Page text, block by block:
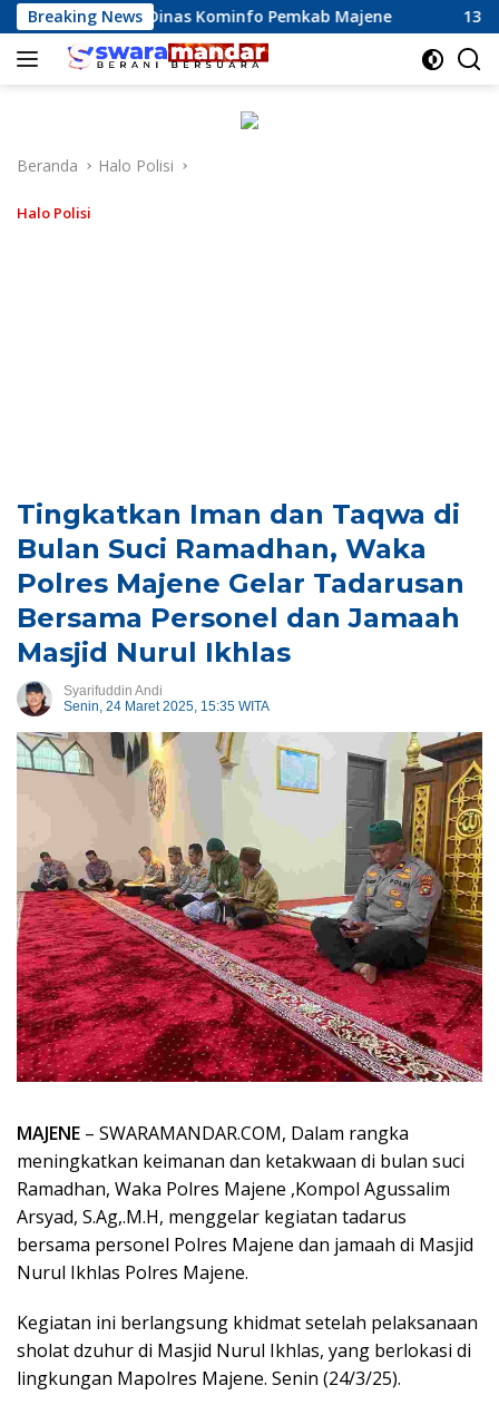
Langsung
ke
konten
Breaking News
Dinas Kominfo Pemkab Majene 13 Perusahaan
Beranda Halo Polisi
Halo Polisi
Tingkatkan Iman dan Taqwa di
Bulan Suci Ramadhan, Waka
Polres Majene Gelar Tadarusan
Bersama Personel dan Jamaah
Masjid Nurul Ikhlas
Syarifuddin Andi
Senin, 24 Maret 2025, 15:35 WITA
MAJENE – SWARAMANDAR.COM, Dalam rangka
meningkatkan keimanan dan ketakwaan di bulan suci
Ramadhan, Waka Polres Majene ,Kompol Agussalim
Arsyad, S.Ag,.M.H, menggelar kegiatan tadarus
bersama personel Polres Majene dan jamaah di Masjid
Nurul Ikhlas Polres Majene.
Kegiatan ini berlangsung khidmat setelah pelaksanaan
sholat dzuhur di Masjid Nurul Ikhlas, yang berlokasi di
lingkungan Mapolres Majene. Senin (24/3/25).